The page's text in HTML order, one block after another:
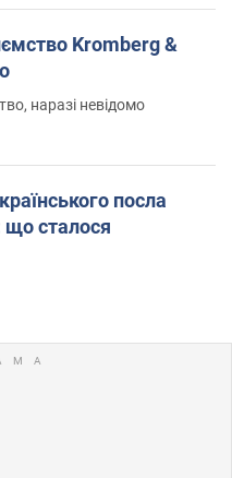
Kromberg &
наразі невідомо
посла
що сталося